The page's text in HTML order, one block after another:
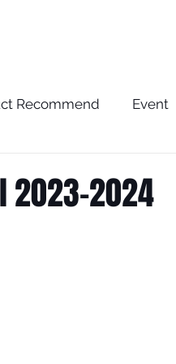
Recommend Event
2023-2024